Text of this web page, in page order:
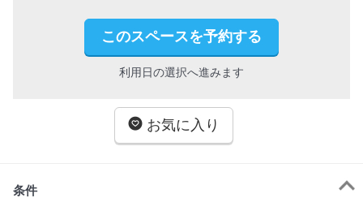
このスペースを予約する
利用日の選択へ進みます
お気に入り
条件